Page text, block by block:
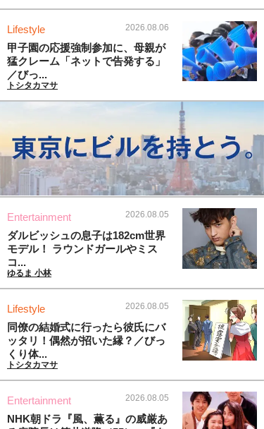
Lifestyle 2026.08.06
甲子園の応援強制参加に、母親が
猛クレーム「ネットで告発する」
／びっ...
トシタカマサ
Entertainment 2026.08.05
ダルビッシュの息子は182cm世界
モデル！ ラウンドガールやミス
コ...
ゆるま 小林
Lifestyle 2026.08.05
同僚の結婚式に行ったら彼氏にバ
ッタリ！偶然が招いた縁？／びっ
くり体...
トシタカマサ
Entertainment 2026.08.05
NHK朝ドラ『風、薫る』の威厳あ